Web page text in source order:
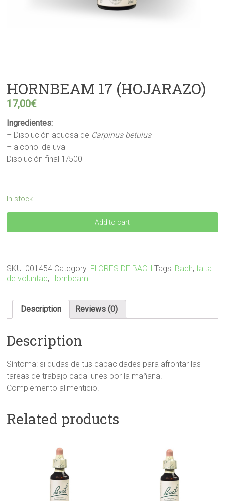
HORNBEAM 17 (HOJARAZO)
17,00€
Ingredientes:
– Disolución acuosa de Carpinus betulus
– alcohol de uva
Disolución final 1/500
In stock
HORNBEAM
Add to cart
SKU: 001454 Category: FLORES DE BACH Tags: Bach,falta
de voluntad, Hornbeam
Description Reviews (0)
Description
Síntoma: si dudas de tus capacidades para afrontar las
tareas de trabajo cada lunes por la mañana.
Complemento alimenticio.
Related products